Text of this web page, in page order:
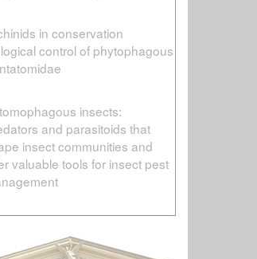
in conservation
control of phytophagous
insects:
and parasitoids that
insect communities and
valuable tools for insect pest